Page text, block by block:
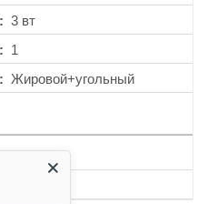
3 вт
1
Жировой+угольный
Нет